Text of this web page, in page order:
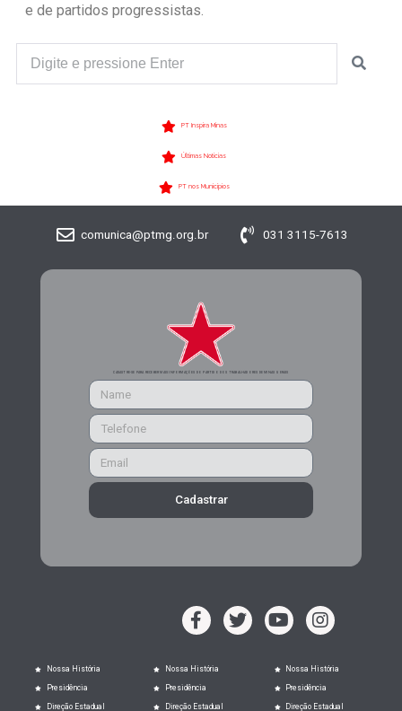
e de partidos progressistas.
PT Inspira Minas
Últimas Notícias
PT nos Municípios
comunica@ptmg.org.br 031 3115-7613
CADASTRE-SE PARA RECEBER MAIS INFORMAÇÕES DO PARTIDO DOS TRABALHADORES DE MINAS GERAIS
Cadastrar
Nossa História
Presidência
Direção Estadual
Nossa História
Presidência
Direção Estadual
Nossa História
Presidência
Direção Estadual